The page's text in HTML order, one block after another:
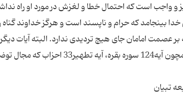
واجب است که احتمال خطا و لغزش در مورد او راه
بینجامد که حرام و ناپسند است و هرگز خداوند گناه
بر عصمت امامان جای هیچ تردیدی ندارد. البته آیات